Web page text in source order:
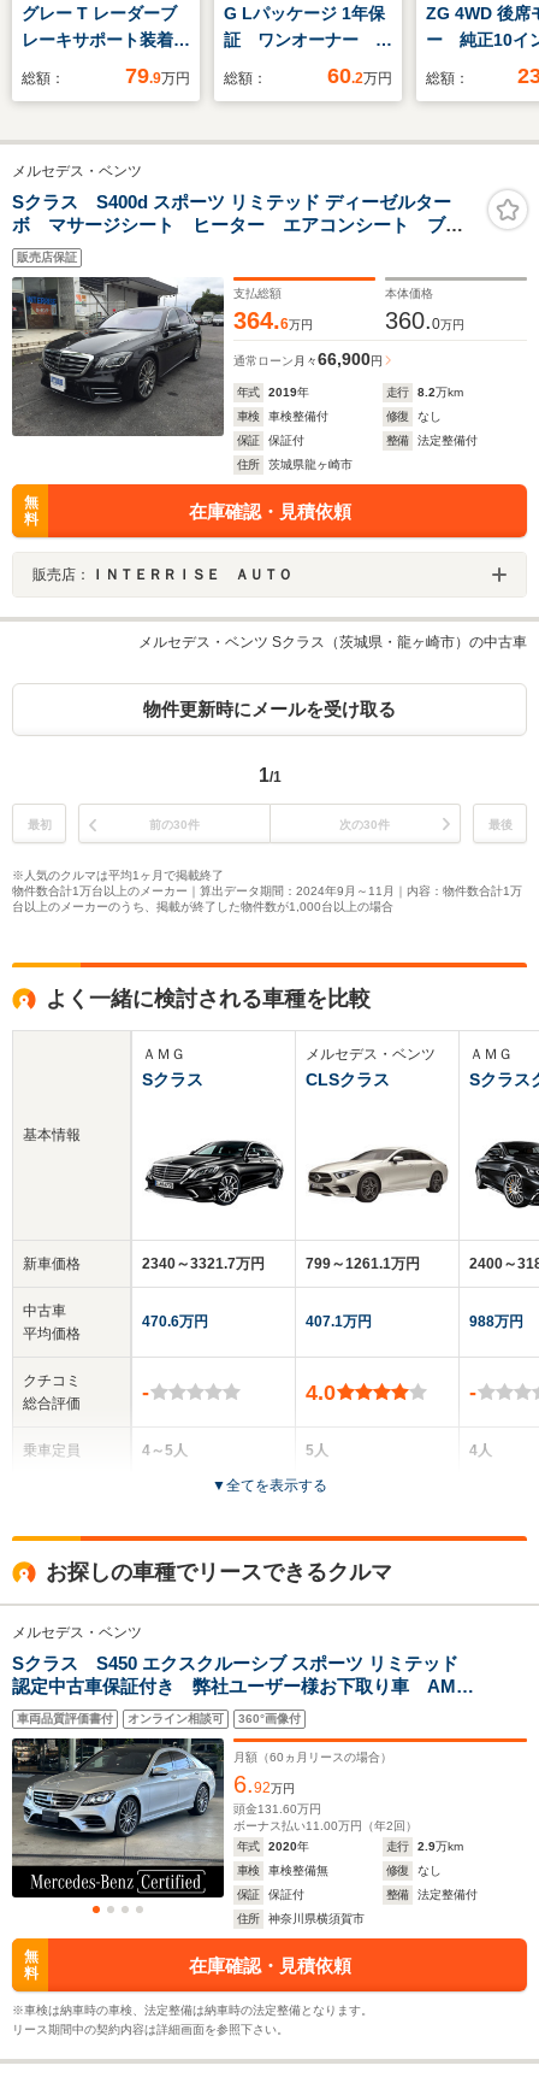
グレー T レーダーブ
レーキサポート装着車
4WD 純正ナビ バッ
席シートヒーター
ETC Bluetooth パ
ドルシフト HIDラン
プ フロントフォグ
オートライト オート
エアコン スマートキ
ー
総額： 79.9万円
G Lパッケージ 1年保
証 ワンオーナー ナ
ビVXM-128VSX
ETC HID VSA ア
トキー 盗難防止装
置 整備記録簿
総額： 60.2万円
ZG 4WD 後席
ー 純正10イ
ビ 三眼LED
ドア アダプ
シートヒータ
トエアコン
総額：
メルセデス・ベンツ
Sクラス S400d スポーツ リミテッド ディーゼルター
ボ マサージシート ヒーター エアコンシート ブル
メスター パノラマSR 黒ナッパ革 LEDヘッドライト
HUD 純正HDDナビ地デジ 360カメラ
販売店保証
支払総額
364.6万円
本体価格
360.0万円
通常ローン 月々66,900円
年式 2019年 走行 8.2万km
車検
車検整備付 修復
なし
保証
保証付 整備
法定整備付
住所
茨城県龍ヶ崎市
無
料
在庫確認・見積依頼
販売店： ＩＮＴＥＲＲＩＳＥ ＡＵＴＯ
メルセデス・ベンツ Sクラス（茨城県・龍ヶ崎市）の中古車
物件更新時にメールを受け取る
1/1
最初 前の30件 次の30件 最後
※人気のクルマは平均1ヶ月で掲載終了
物件数合計1万台以上のメーカー｜算出データ期間：2024年9月～11月｜内容：物件数合計1万
台以上のメーカーのうち、掲載が終了した物件数が1,000台以上の場合
よく一緒に検討される車種を比較
基本情報
新車価格
中古車
平均価格
クチコミ
総合評価
乗車定員
サイズ
WLTCモード
燃費
ＡＭＧ
Sクラス
2340～3321.7万円
470.6万円
-
4～5人
全高
1.5m
全幅
1.92m
全長
5.3m
ホイールベース
-m
メルセデス・ベンツ
CLSクラス
799～1261.1万円
407.1万円
4.0
5人
4ドア
1.43m
全幅
1.9m
全長
-m
10.6～16.5km/L
└市街地:7.7～
└郊外:11.4～
16.4km/L
└高速道路:12.1～
ＡＭＧ
Sクラス
2400～
988万円
-
4人
▼全てを表示する
お探しの車種でリースできるクルマ
メルセデス・ベンツ
Sクラス S450 エクスクルーシブ スポーツ リミテッド
認定中古車保証付き 弊社ユーザー様お下取り車 AMG
ライン ヘッドアップディスプレイ 本革シート パノ
ラマサンルーフ ブルメスターサウンド パヒュームア
トマイザー シートヒーター シートベンチレーター
車両品質評価書付 オンライン相談可 360°画像付
月額（60 ヵ月リースの場合）
6.92万円
頭金131.60万円
ボーナス払い11.00万円（年2回）
年式
2020年 走行 2.9万km
車検
車検整備無 修復
なし
保証
保証付 整備
法定整備付
住所
神奈川県横須賀市
無
料
在庫確認・見積依頼
※車検は納車時の車検、法定整備は納車時の法定整備となります。
リース期間中の契約内容は詳細画面を参照下さい。